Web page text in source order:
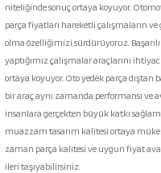
niteliğinde sonuç ortaya koyuyor.
parça fiyatları hareketli çalışmaların
olma özelliğimizi sürdürüyoruz.
yaptığımız çalışmalar araçlarını
ortaya koyuyor. Oto yedek parça
bir araç aynı zamanda performansı
insanlara gerçekten büyük katkı
muazzam tasarım kalitesi ortaya
zaman parça kalitesi ve uygun fiyat
ileri taşıyabilirsiniz.